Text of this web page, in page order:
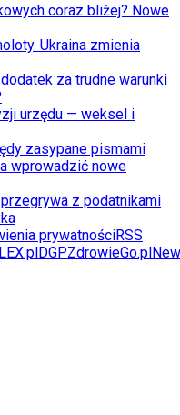
coraz bliżej? Nowe
Ukraina zmienia
za trudne warunki
urzędu — weksel i
zasypane pismami
wprowadzić nowe
z podatnikami
prywatnościRSS
DGPZdrowieGo.pl